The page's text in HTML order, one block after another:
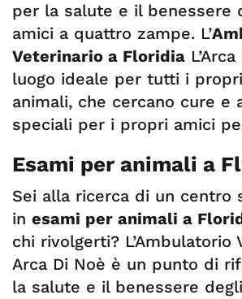
per la salute e il benessere
amici a quattro zampe. L’
Veterinario a Floridia
luogo ideale per tutti i
animali, che cercano cure e
speciali per i propri amici
Esami per animali a
Sei alla ricerca di un centro
in esami per animali a
chi rivolgerti? L’Ambulatorio
Arca Di Noè è un punto di
la salute e il benessere